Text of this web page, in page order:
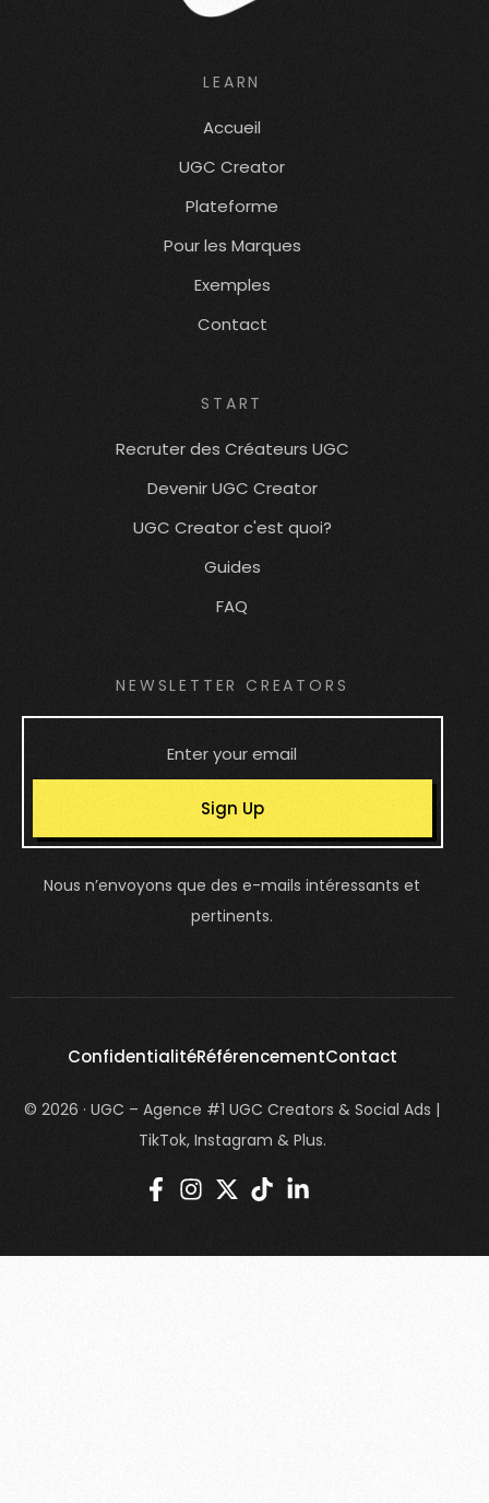
LEARN
Accueil
UGC Creator
Plateforme
Pour les Marques
Exemples
Contact
START
Recruter des Créateurs UGC
Devenir UGC Creator
UGC Creator c'est quoi?
Guides
FAQ
NEWSLETTER CREATORS
Sign Up
Nous n’envoyons que des e-mails intéressants et
pertinents.
ConfidentialitéRéférencementContact
© 2026 · UGC – Agence #1 UGC Creators & Social Ads |
TikTok, Instagram & Plus.